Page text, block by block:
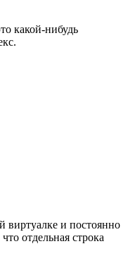
какой-нибудь
виртуалке и постоянно
отдельная строка